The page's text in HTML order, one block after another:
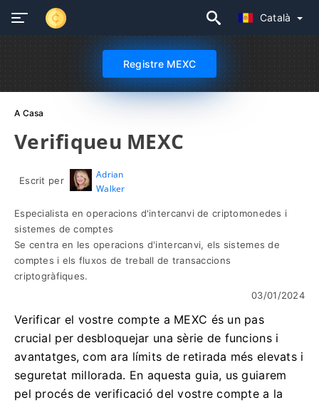
Català
Registre MEXC
A Casa
Verifiqueu MEXC
Escrit per
Adrian
Walker
Especialista en operacions d'intercanvi de criptomonedes i
sistemes de comptes
Se centra en les operacions d'intercanvi, els sistemes de
comptes i els fluxos de treball de transaccions
criptogràfiques.
03/01/2024
Verificar el vostre compte a MEXC és un pas
crucial per desbloquejar una sèrie de funcions i
avantatges, com ara límits de retirada més elevats i
seguretat millorada. En aquesta guia, us guiarem
pel procés de verificació del vostre compte a la